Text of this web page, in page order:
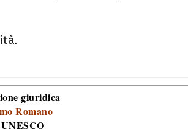
giuridica
Romano